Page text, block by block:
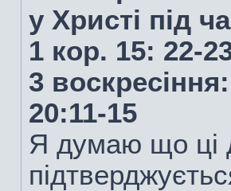
у Христі під
1 кор. 15: 22-
3
20:11-15
Я думаю що ці